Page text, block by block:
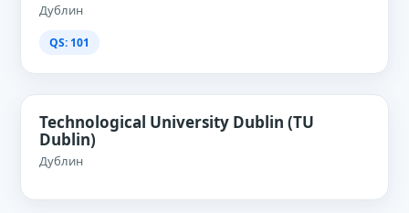
Дублин
QS: 101
Technological University Dublin (TU
Dublin)
Дублин